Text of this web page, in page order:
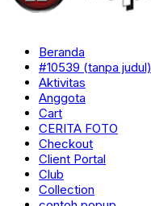
Beranda
#10539 (tanpa judul)
Aktivitas
Anggota
Cart
CERITA FOTO
Checkout
Client Portal
Club
Collection